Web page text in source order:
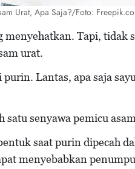
Urat, Apa Saja?/Foto:
menyehatkan. Tapi, tidak
urat.
Lantas, apa saja
senyawa pemicu
saat purin dipecah
menyebabkan